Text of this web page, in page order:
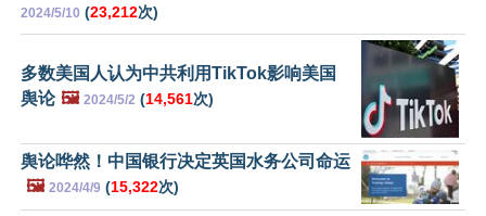
2024/5/10 (23,212次)
多数美国人认为中共利用TikTok影响美国
舆论 🖼️ 2024/5/2 (14,561次)
舆论哗然！中国银行决定英国水务公司命运
🖼️ 2024/4/9 (15,322次)